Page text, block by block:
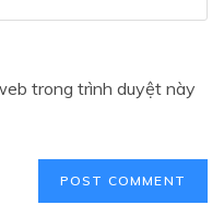
trong trình duyệt này